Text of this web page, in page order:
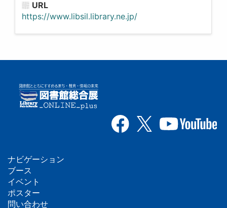
URL
https://www.libsil.library.ne.jp/
フ
ッ
ナビゲーション
ブース
イベント
ポスター
問い合わせ